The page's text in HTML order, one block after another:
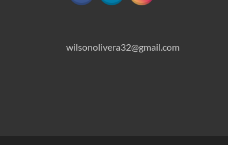
wilsonolivera32@gmail.com